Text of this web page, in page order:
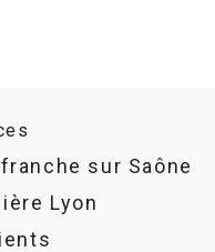
sur Saône
Lyon